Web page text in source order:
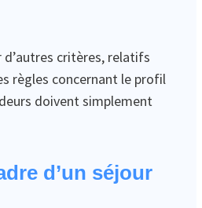
d’autres critères, relatifs
règles concernant le profil
doivent simplement
d’un séjour